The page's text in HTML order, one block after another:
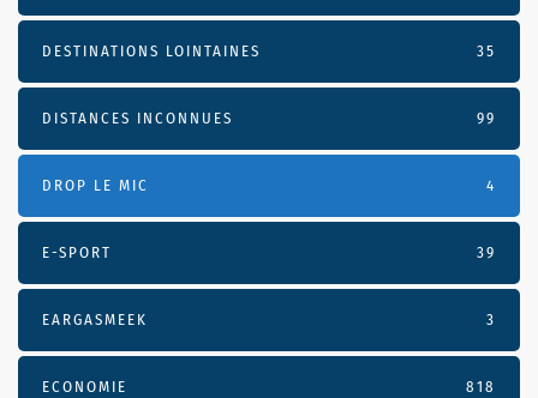
DESTINATIONS LOINTAINES 35
DISTANCES INCONNUES 99
DROP LE MIC 4
E-SPORT 39
EARGASMEEK 3
ECONOMIE 818